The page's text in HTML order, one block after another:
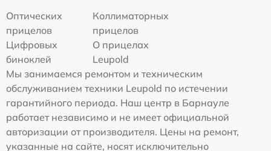
Оптических
прицелов
Коллиматорных
прицелов
Цифровых
биноклей
О прицелах
Leupold
Мы занимаемся ремонтом и техническим
обслуживанием техники Leupold по истечении
гарантийного периода. Наш центр в Барнауле
работает независимо и не имеет официальной
авторизации от производителя. Цены на ремонт,
указанные на сайте, носят исключительно